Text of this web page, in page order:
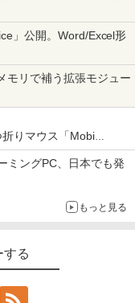
」公開。Word/Excel形
モリで補う拡張モジュー
りマウス「Mobi
ミングPC、日本でも発
もっと見る
する